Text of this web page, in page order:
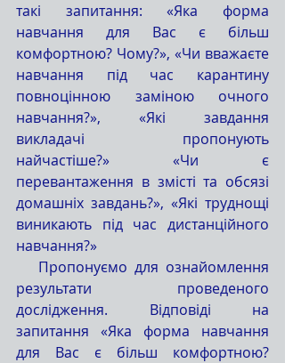
такі запитання: «Яка форма
навчання для Вас є більш
комфортною? Чому?», «Чи вважаєте
навчання під час карантину
повноцінною заміною очного
навчання?», «Які завдання
викладачі пропонують
найчастіше?» «Чи є
перевантаження в змісті та обсязі
домашніх завдань?», «Які труднощі
виникають під час дистанційного
навчання?»
результати проведеного
дослідження. Відповіді на
запитання «Яка форма навчання
для Вас є більш комфортною?